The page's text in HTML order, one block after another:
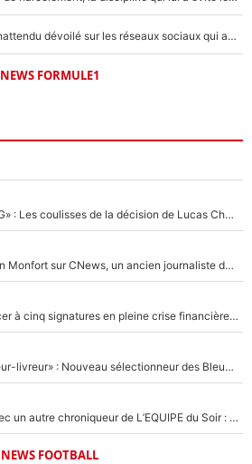
Lewis Hamilton : Le talent inattendu dévoilé sur les réseaux sociaux qui a impressionné Kim Kardashian pendant leurs vacances en amoureux !
NEWS FORMULE1
«Il a décidé de rester au PSG» : Les coulisses de la décision de Lucas Chevalier pour son transfert
Après le dérapage de Nelson Monfort sur CNews, un ancien journaliste de France Télévisions relance la polémique sur les incendies en Gironde
Grégory Lorenzi doit renoncer à cinq signatures en pleine crise financière : L’IA propose sept noms à l’OM pour un mercato réussi... à seulement 5M€ !
«Plus grand, je ferai chauffeur-livreur» : Nouveau sélectionneur des Bleus, Zinédine Zidane s’était imaginé un avenir très différent lorsqu'il était enfant
Johan Micoud en conflit avec un autre chroniqueur de L’EQUIPE du Soir : «Pendant un moment, je ne les ai pas remis ensemble dans l'émission»
NEWS FOOTBALL